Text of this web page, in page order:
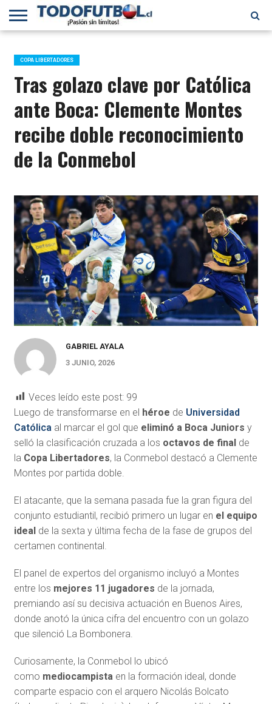
PRIMERA
B
SELECCIÓN
CHILENA
CHILENOS
EN EL
MUNDO
FÚTBOL
INTERNACIONAL
COPA LIBERTADORES
Tras golazo clave por Católica
ante Boca: Clemente Montes
recibe doble reconocimiento
de la Conmebol
GABRIEL AYALA
3 JUNIO, 2026
Veces leído este post: 99
Luego de transformarse en el héroe de Universidad
Católica al marcar el gol que eliminó a Boca Juniors y
selló la clasificación cruzada a los octavos de finalde
la Copa Libertadores, la Conmebol destacó a Clemente
Montes por partida doble.
El atacante, que la semana pasada fue la gran figura del
conjunto estudiantil, recibió primero un lugar en el equipo
idealde la sexta y última fecha de la fase de grupos del
certamen continental.
El panel de expertos del organismo incluyó a Montes
entre los mejores 11 jugadores de la jornada,
premiando así su decisiva actuación en Buenos Aires,
donde anotó la única cifra del encuentro con un golazo
que silenció La Bombonera.
Curiosamente, la Conmebol lo ubicó
como mediocampista en la formación ideal, donde
comparte espacio con el arquero Nicolás Bolcato